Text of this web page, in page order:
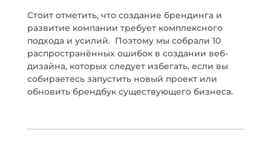
Стоит отметить, что создание брендинга и
развитие компании требует комплексного
подхода и усилий. Поэтому мы собрали 10
распространённых ошибок в создании веб-
дизайна, которых следует избегать, если вы
собираетесь запустить новый проект или
обновить брендбук существующего бизнеса.